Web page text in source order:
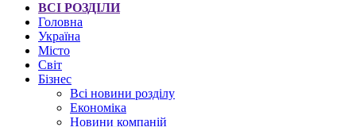
ВСІ РОЗДІЛИ
Головна
Україна
Місто
Світ
Бізнес
Всі новини розділу
Економіка
Новини компаній